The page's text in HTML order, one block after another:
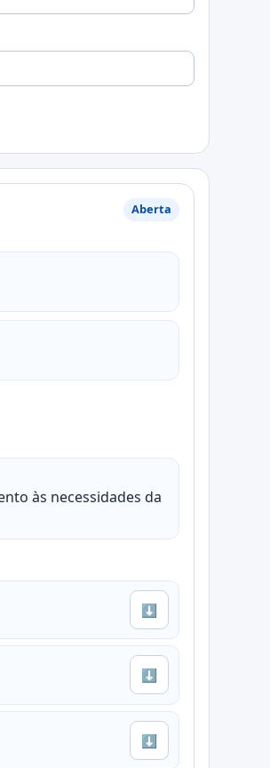
Aberta
às necessidades da
⬇
⬇
⬇